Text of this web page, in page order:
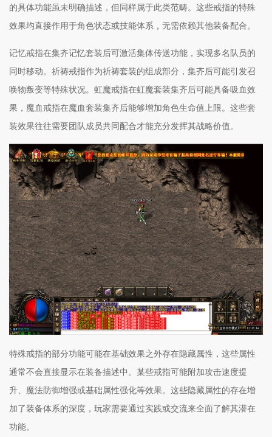
的具体功能虽未明确描述，但同样属于此类范畴。这些戒指的特殊
效果均直接作用于角色状态或技能体系，无需依赖其他装备配合。
记忆戒指在集齐记忆套装后可激活集体传送功能，实现多名队员的
同时移动。祈祷戒指作为祈祷套装的组成部分，集齐后可能引发召
唤物叛变等特殊状况。虹魔戒指在虹魔套装集齐后可能具备吸血效
果，魔血戒指在魔血套装集齐后能够增加角色生命值上限。这些套
装效果往往需要团队成员共同配合才能充分发挥其战略价值。
特殊戒指的部分功能可能在基础效果之外存在隐藏属性，这些属性
通常不会直接显示在装备描述中。某些戒指可能附加攻击速度提
升、魔法防御增强或基础属性强化等效果。这些隐藏属性的存在增
加了装备体系的深度，玩家需要通过实践或交流来全面了解其潜在
功能。